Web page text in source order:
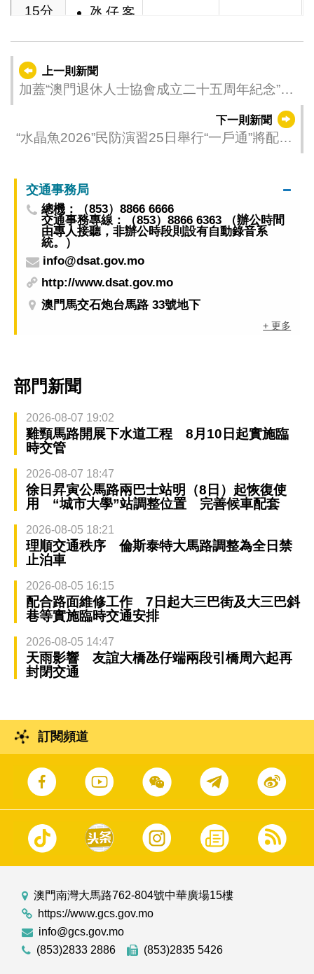
15分
氹仔客
MT4
亞運體育
圓形地”
日
日）
上午6
時起
至下
午1時
15分
母灣
701X
上一則新聞
加蓋“澳門退休人士協會成立二十五周年紀念”紀
下一則新聞
“水晶魚2026”民防演習25日舉行“一戶通”將配合
交通事務局
總機：（853）8866 6666
交通事務專線：（853）8866 6363 （辦公時間
由專人接聽，非辦公時段則設有自動錄音系
統。）
info@dsat.gov.mo
http://www.dsat.gov.mo
澳門馬交石炮台馬路 33號地下
+ 更多
部門新聞
2026-08-07 19:02
雞頸馬路開展下水道工程 8月10日起實施臨
時交管
2026-08-07 18:47
徐日昇寅公馬路兩巴士站明（8日）起恢復使
用 “城市大學”站調整位置 完善候車配套
2026-08-05 18:21
理順交通秩序 倫斯泰特大馬路調整為全日禁
止泊車
2026-08-05 16:15
配合路面維修工作 7日起大三巴街及大三巴斜
巷等實施臨時交通安排
2026-08-05 14:47
天雨影響 友誼大橋氹仔端兩段引橋周六起再
封閉交通
訂閱頻道
澳門南灣大馬路762-804號中華廣場15樓
https://www.gcs.gov.mo
info@gcs.gov.mo
(853)2833 2886
(853)2835 5426